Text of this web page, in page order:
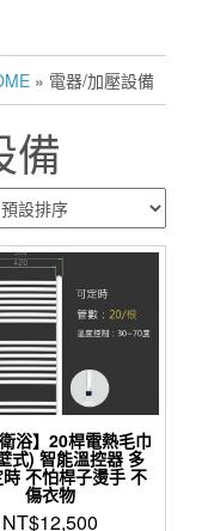
» 電器/加壓設備
備
衛浴】20桿電熱毛巾
式) 智能溫控器 多
不怕桿子燙手 不
傷衣物
NT$12,500